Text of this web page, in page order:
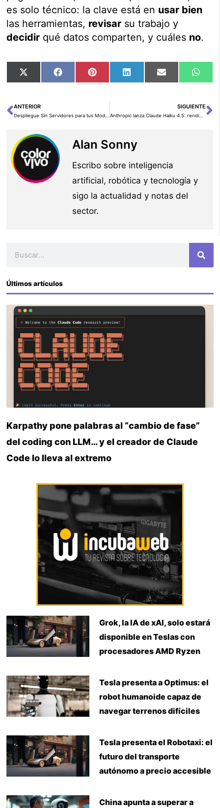
es solo técnico: la clave está en usar bien
las herramientas, revisar su trabajo y
decidir qué datos comparten, y cuáles no.
Compartir
en
X
Compartir
en
FacebookCompartir
en
PinterestCompartir
en
LinkedInCompartir
en
Email
en
Ant
ANTERIOR
Despliegue Sin Servidores para tus Modelos en Amazon SageMaker Canvas
SIGUIENTE
Anthropic lanza Claude Haiku 4.5: rendimiento casi “de frontera”, más veloz y barato para llevar la inferencia a producción
Alan Sonny
Escribo sobre inteligencia
artificial, robótica y tecnología y
sigo la actualidad y notas del
sector.
Últimos artículos
Karpathy pone palabras al “cambio de fase”
del coding con LLM… y el creador de Claude
Code lo lleva al extremo
Grok, la IA de xAI, solo estará
disponible en Teslas con
procesadores AMD Ryzen
Tesla presenta a Optimus: el
robot humanoide capaz de
navegar terrenos difíciles
Tesla presenta el Robotaxi: el
futuro del transporte
autónomo a precio accesible
China apunta a superar a